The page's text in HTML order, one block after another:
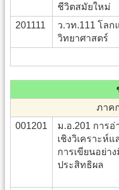
ชีวิตสมัยใหม่
201111
ว.วท.111 โลก
วิทยาศาสตร์
ภาค
001201
ม.อ.201 การอ่
เชิงวิเคราะห์แ
การเขียนอย่าง
ประสิทธิผล